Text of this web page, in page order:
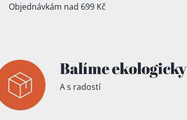
Objednávkám nad 699 Kč
Balíme ekologicky
A s radostí
do košíku!